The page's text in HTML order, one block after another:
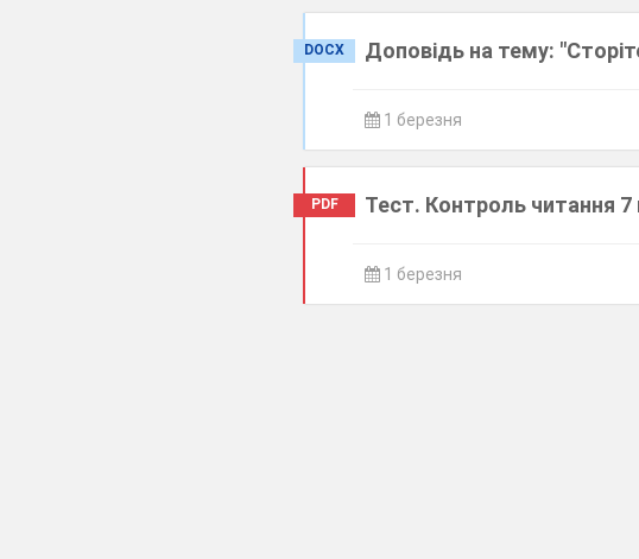
DOCX Доповідь на тему:
1 березня
PDF Тест. Контроль читання 7
1 березня